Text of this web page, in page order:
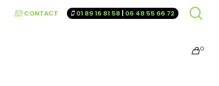
CONTACT 01 89 16 81 58 | 06 48 55 66 72
0